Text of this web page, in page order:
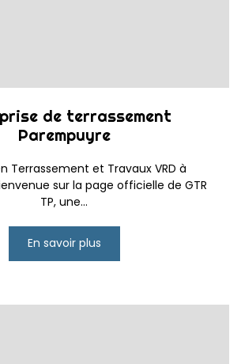
de terrassement
Parempuyre
Terrassement et Travaux VRD à
sur la page officielle de GTR
TP, une...
En savoir plus